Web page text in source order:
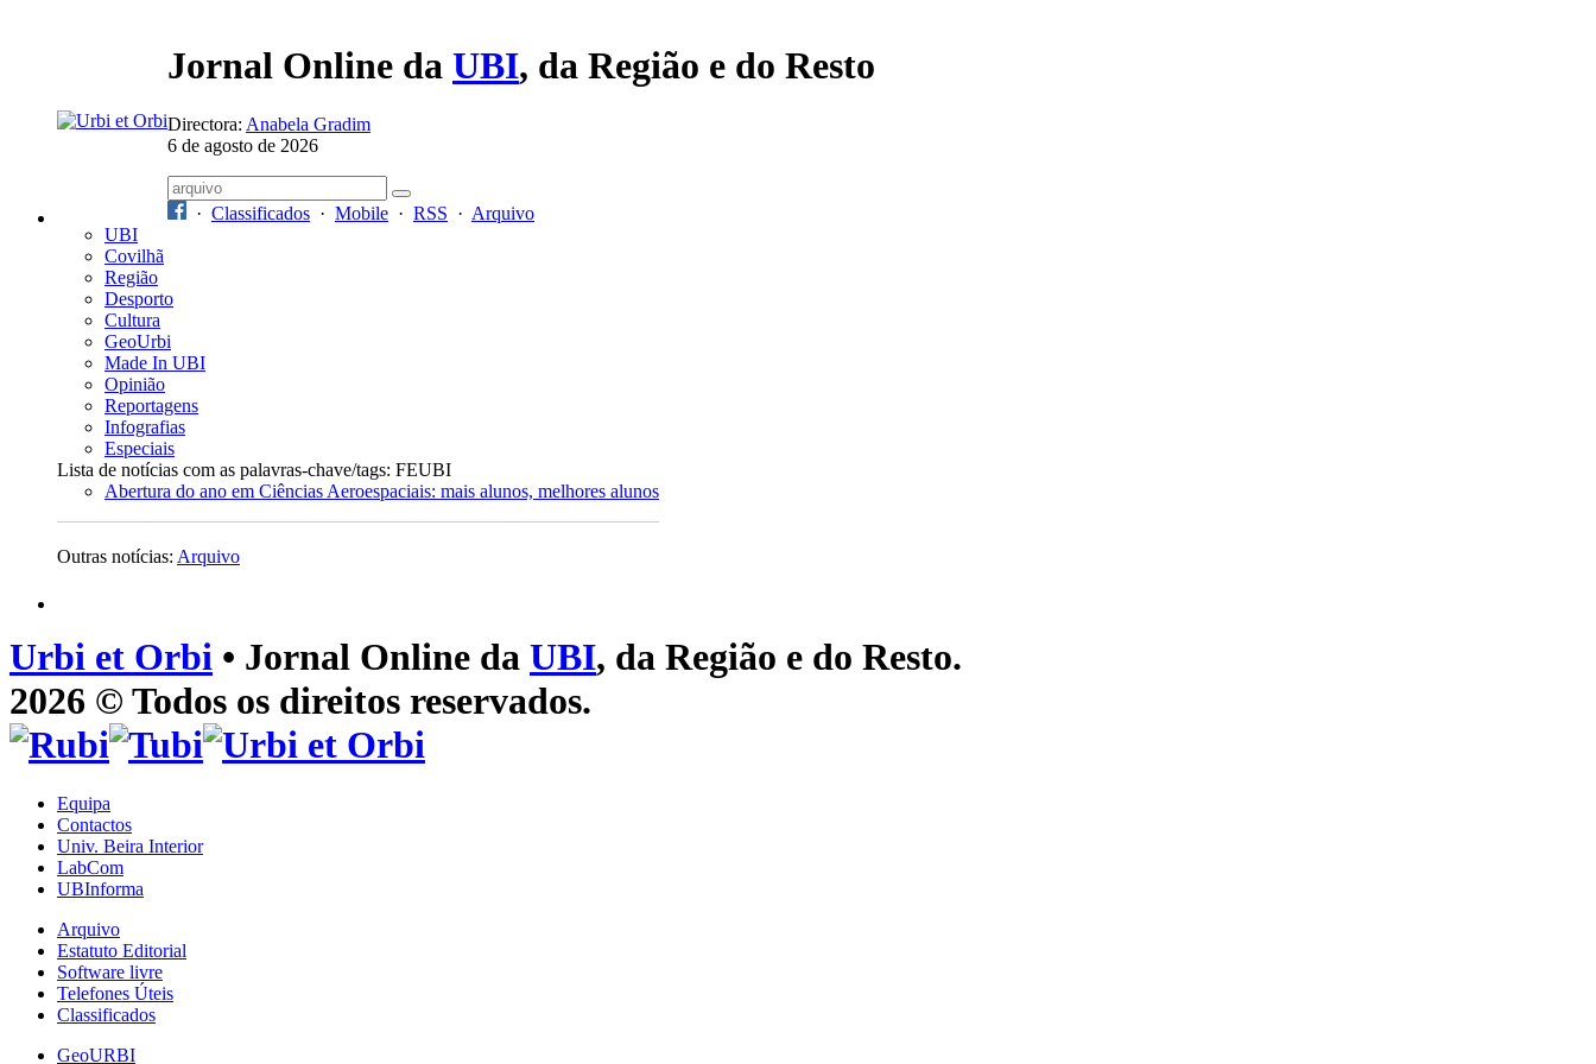
Jornal Online da UBI, da Região e do Resto
Directora: Anabela Gradim
6 de agosto de 2026
· Classificados · Mobile · RSS · Arquivo
UBI
Covilhã
Região
Desporto
Cultura
GeoUrbi
Made In UBI
Opinião
Reportagens
Infografias
Especiais
Lista de notícias com as palavras-chave/tags: FEUBI
Abertura do ano em Ciências Aeroespaciais: mais alunos, melhores alunos
Outras notícias: Arquivo
Urbi et Orbi • Jornal Online da UBI, da Região e do Resto.
2026 © Todos os direitos reservados.
Equipa
Contactos
Univ. Beira Interior
LabCom
UBInforma
Arquivo
Estatuto Editorial
Software livre
Telefones Úteis
Classificados
GeoURBI